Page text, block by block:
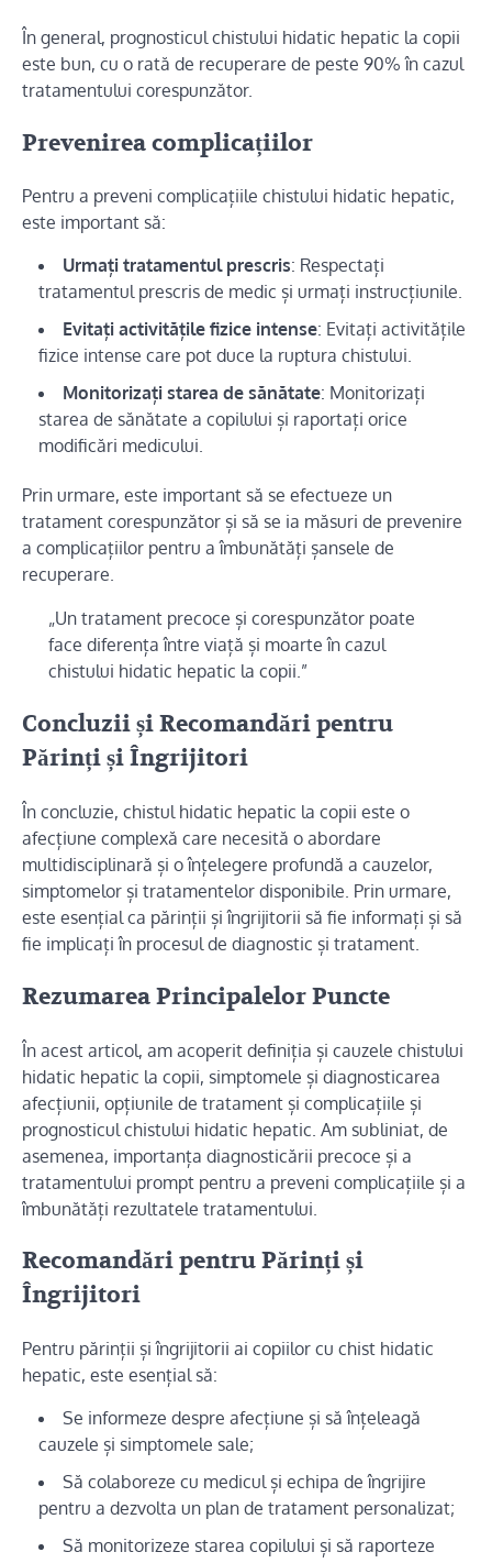
În general, prognosticul chistului hidatic hepatic la copii
este bun, cu o rată de recuperare de peste 90% în cazul
tratamentului corespunzător.
Prevenirea complicațiilor
Pentru a preveni complicațiile chistului hidatic hepatic,
este important să:
Urmați tratamentul prescris: Respectați
tratamentul prescris de medic și urmați instrucțiunile.
Evitați activitățile fizice intense: Evitați activitățile
fizice intense care pot duce la ruptura chistului.
Monitorizați starea de sănătate: Monitorizați
starea de sănătate a copilului și raportați orice
modificări medicului.
Prin urmare, este important să se efectueze un
tratament corespunzător și să se ia măsuri de prevenire
a complicațiilor pentru a îmbunătăți șansele de
recuperare.
„Un tratament precoce și corespunzător poate
face diferența între viață și moarte în cazul
chistului hidatic hepatic la copii.”
Concluzii și Recomandări pentru
Părinți și Îngrijitori
În concluzie, chistul hidatic hepatic la copii este o
afecțiune complexă care necesită o abordare
multidisciplinară și o înțelegere profundă a cauzelor,
simptomelor și tratamentelor disponibile. Prin urmare,
este esențial ca părinții și îngrijitorii să fie informați și să
fie implicați în procesul de diagnostic și tratament.
Rezumarea Principalelor Puncte
În acest articol, am acoperit definiția și cauzele chistului
hidatic hepatic la copii, simptomele și diagnosticarea
afecțiunii, opțiunile de tratament și complicațiile și
prognosticul chistului hidatic hepatic. Am subliniat, de
asemenea, importanța diagnosticării precoce și a
tratamentului prompt pentru a preveni complicațiile și a
îmbunătăți rezultatele tratamentului.
Recomandări pentru Părinți și
Îngrijitori
Pentru părinții și îngrijitorii ai copiilor cu chist hidatic
hepatic, este esențial să:
Se informeze despre afecțiune și să înțeleagă
cauzele și simptomele sale;
Să colaboreze cu medicul și echipa de îngrijire
pentru a dezvolta un plan de tratament personalizat;
Să monitorizeze starea copilului și să raporteze